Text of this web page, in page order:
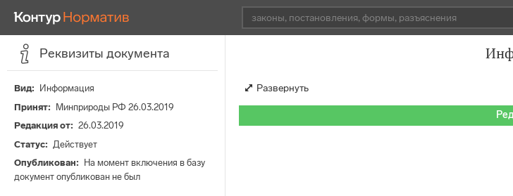
Реквизиты документа
Вид
Информация
Принят
Минприроды РФ 26.03.2019
Редакция от
26.03.2019
Статус
Действует
Опубликован
На момент включения в базу
документ опубликован не был
Развернуть